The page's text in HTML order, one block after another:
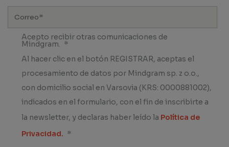
Acepto recibir otras comunicaciones de
Mindgram. *
Al hacer clic en el botón REGISTRAR, aceptas el
procesamiento de datos por Mindgram sp. z o.o.,
con domicilio social en Varsovia (KRS: 0000881002),
indicados en el formulario, con el fin de inscribirte a
la newsletter, y declaras haber leído la Política de
Privacidad. *